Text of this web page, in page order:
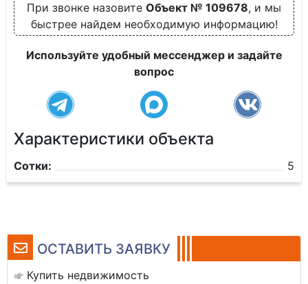
ОСТАВИТЬ ЗАЯВКУ
Купить недвижимость
При звонке назовите Объект № 109678, и мы
быстрее найдем необходимую информацию!
Используйте удобный мессенджер и задайте
вопрос
Характеристики объекта
Сотки: 5